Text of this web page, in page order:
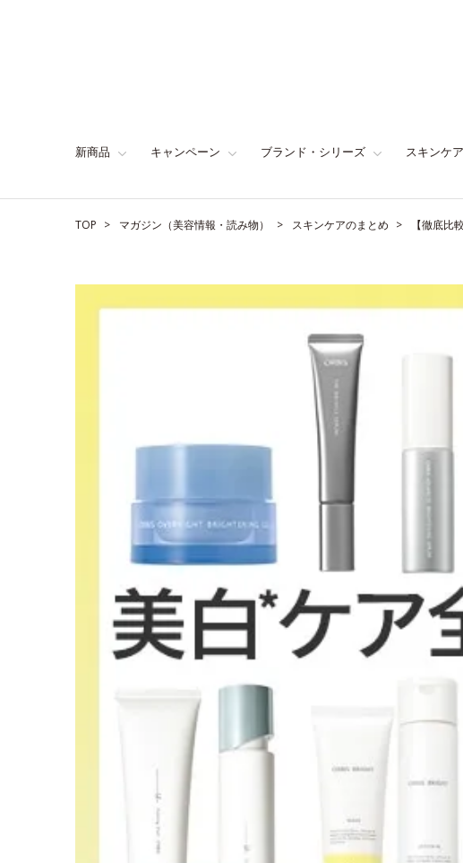
新商品 キャンペーン ブランド・シリーズ スキンケア
TOP マガジン（美容情報・読み物） スキンケアのまとめ 【徹底比